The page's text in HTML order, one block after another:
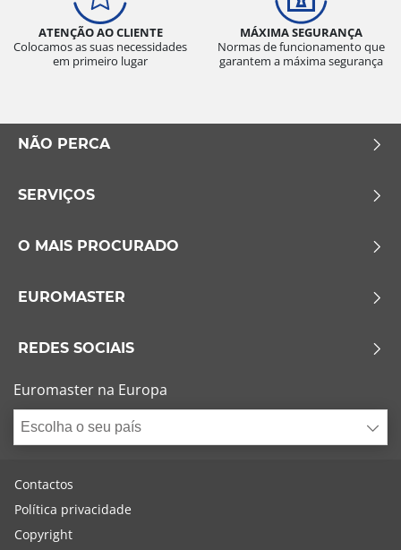
ATENÇÃO AO CLIENTE
Colocamos as suas necessidades
em primeiro lugar
MÁXIMA SEGURANÇA
Normas de funcionamento que
garantem a máxima segurança
NÃO PERCA
SERVIÇOS
O MAIS PROCURADO
EUROMASTER
REDES SOCIAIS
Euromaster na Europa
Escolha o seu país
Contactos
Política privacidade
Copyright